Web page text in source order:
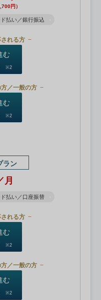
円）
払い／銀行振込
れる方
む
※2
／一般の方
む
※2
ラン
月
払い／口座振替
れる方
む
※2
／一般の方
む
※2